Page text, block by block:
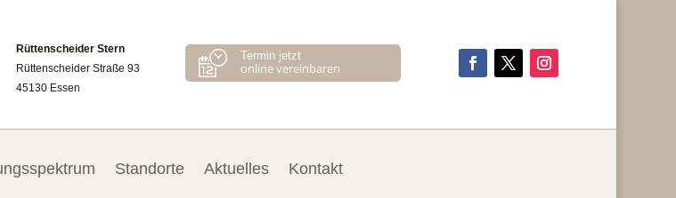
Rüttenscheider Stern
Rüttenscheider Straße 93
45130 Essen
Termin jetzt
online vereinbaren
Standorte Aktuelles Kontakt